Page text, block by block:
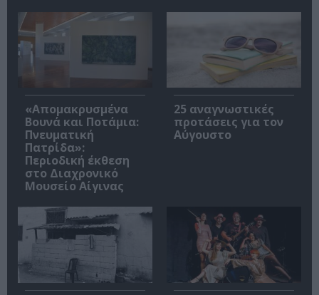
«Απομακρυσμένα
Βουνά και Ποτάμια:
Πνευματική
Πατρίδα»:
Περιοδική έκθεση
στο Διαχρονικό
Μουσείο Αίγινας
25 αναγνωστικές
προτάσεις για τον
Αύγουστο